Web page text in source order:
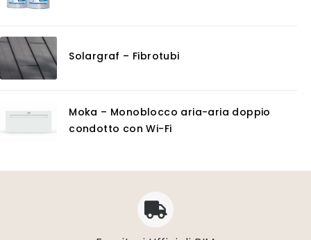
Solargraf – Fibrotubi
Moka – Monoblocco aria-aria doppio
condotto con Wi-Fi